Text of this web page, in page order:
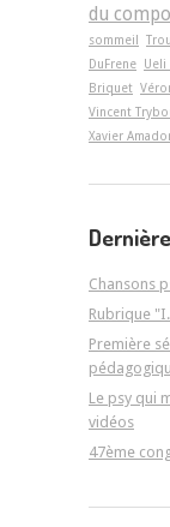
du
sommeil
DuFrene Ueli
Briquet
Vincent
Xavier
Chansons
Rubrique
Première
Le psy qui
vidéos
47ème